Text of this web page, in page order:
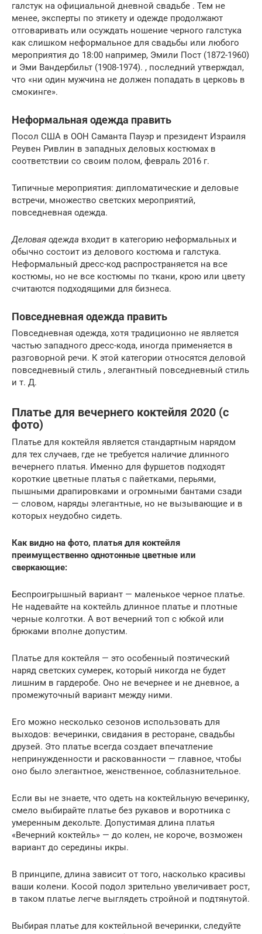
галстук на официальной дневной свадьбе . Тем не
менее, эксперты по этикету и одежде продолжают
отговаривать или осуждать ношение черного галстука
как слишком неформальное для свадьбы или любого
мероприятия до 18:00 например, Эмили Пост (1872-1960)
и Эми Вандербильт (1908-1974). , последний утверждал,
что «ни один мужчина не должен попадать в церковь в
смокинге».
Неформальная одежда править
Посол США в ООН Саманта Пауэр и президент Израиля
Реувен Ривлин в западных деловых костюмах в
соответствии со своим полом, февраль 2016 г.
Типичные мероприятия: дипломатические и деловые
встречи, множество светских мероприятий,
повседневная одежда.
Деловая одежда входит в категорию неформальных и
обычно состоит из делового костюма и галстука.
Неформальный дресс-код распространяется на все
костюмы, но не все костюмы по ткани, крою или цвету
считаются подходящими для бизнеса.
Повседневная одежда править
Повседневная одежда, хотя традиционно не является
частью западного дресс-кода, иногда применяется в
разговорной речи. К этой категории относятся деловой
повседневный стиль , элегантный повседневный стиль
и т. Д.
Платье для вечернего коктейля 2020 (с
фото)
Платье для коктейля является стандартным нарядом
для тех случаев, где не требуется наличие длинного
вечернего платья. Именно для фуршетов подходят
короткие цветные платья с пайетками, перьями,
пышными драпировками и огромными бантами сзади
— словом, наряды элегантные, но не вызывающие и в
которых неудобно сидеть.
Как видно на фото, платья для коктейля
преимущественно однотонные цветные или
сверкающие:
Беспроигрышный вариант — маленькое черное платье.
Не надевайте на коктейль длинное платье и плотные
черные колготки. А вот вечерний топ с юбкой или
брюками вполне допустим.
Платье для коктейля — это особенный поэтический
наряд светских сумерек, который никогда не будет
лишним в гардеробе. Оно не вечернее и не дневное, а
промежуточный вариант между ними.
Его можно несколько сезонов использовать для
выходов: вечеринки, свидания в ресторане, свадьбы
друзей. Это платье всегда создает впечатление
непринужденности и раскованности — главное, чтобы
оно было элегантное, женственное, соблазнительное.
Если вы не знаете, что одеть на коктейльную вечеринку,
смело выбирайте платье без рукавов и воротника с
умеренным декольте. Допустимая длина платья
«Вечерний коктейль» — до колен, не короче, возможен
вариант до середины икры.
В принципе, длина зависит от того, насколько красивы
ваши колени. Косой подол зрительно увеличивает рост,
в таком платье легче выглядеть стройной и подтянутой.
Выбирая платье для коктейльной вечеринки, следуйте